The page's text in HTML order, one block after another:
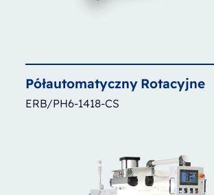
Półautomatyczny Rotacyjne
ERB/PH6-1418-CS